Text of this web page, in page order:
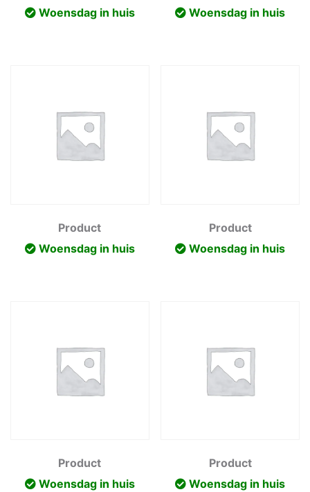
Woensdag in huis
Woensdag in huis
Product
Woensdag in huis
Product
Woensdag in huis
Product
Woensdag in huis
Product
Woensdag in huis